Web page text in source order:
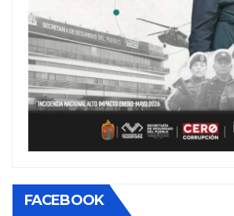
FACEBOOK